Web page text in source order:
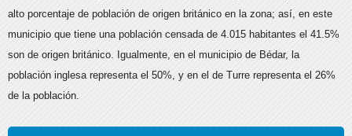
alto porcentaje de población de origen británico en la zona; así, en este
municipio que tiene una población censada de 4.015 habitantes el 41.5%
son de origen británico. Igualmente, en el municipio de Bédar, la
población inglesa representa el 50%, y en el de Turre representa el 26%
de la población.